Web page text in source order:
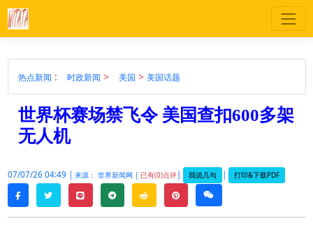
热点新闻 : 时政新闻 > 美国 > 美国话题
世界杯赛场禁飞令 美国查扣600多架
无人机
07/07/26 04:49 | 来源： 世界新闻网 | 已有(0)点评| 我说几句 | 打印&下载PDF
facebooktwitterline telegramreddit pinterestweixin